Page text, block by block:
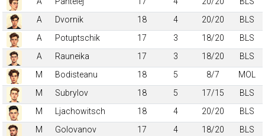
A
Dvornik 18 4 20/20
BLS
A
Potuptschik 17 3 18/20
BLS
A
Rauneika 17 3 18/20
BLS
M
Bodisteanu 18 5 8/7
MOL
M
Subrylov 18 5 17/15
BLS
M
Ljachowitsch 18 4 20/20
BLS
M
Golovanov 17 4 18/20
BLS